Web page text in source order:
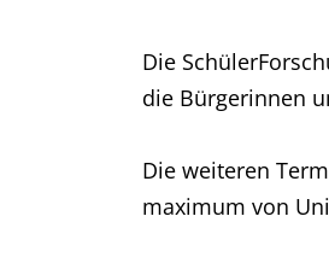
Die
die Bürgerinnen
Die weiteren
maximum von